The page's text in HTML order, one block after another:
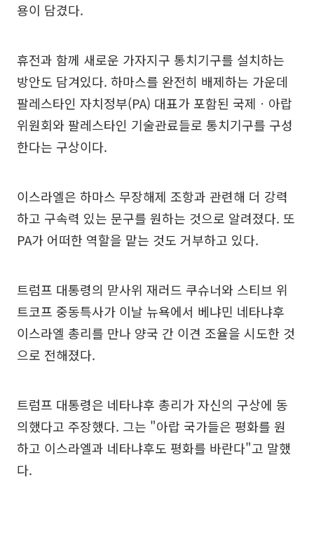
용이 담겼다.
휴전과 함께 새로운 가자지구 통치기구를 설치하는
방안도 담겨있다. 하마스를 완전히 배제하는 가운데
팔레스타인 자치정부(PA) 대표가 포함된 국제ㆍ아랍
위원회와 팔레스타인 기술관료들로 통치기구를 구성
한다는 구상이다.
이스라엘은 하마스 무장해제 조항과 관련해 더 강력
하고 구속력 있는 문구를 원하는 것으로 알려졌다. 또
PA가 어떠한 역할을 맡는 것도 거부하고 있다.
트럼프 대통령의 맏사위 재러드 쿠슈너와 스티브 위
트코프 중동특사가 이날 뉴욕에서 베냐민 네타냐후
이스라엘 총리를 만나 양국 간 이견 조율을 시도한 것
으로 전해졌다.
트럼프 대통령은 네타냐후 총리가 자신의 구상에 동
의했다고 주장했다. 그는 "아랍 국가들은 평화를 원
하고 이스라엘과 네타냐후도 평화를 바란다"고 말했
다.